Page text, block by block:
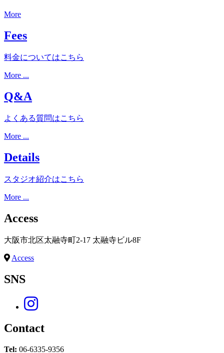
More
Fees
料金についてはこちら
More ...
Q&A
よくある質問はこちら
More ...
Details
スタジオ紹介はこちら
More ...
Access
大阪市北区太融寺町2-17 太融寺ビル8F
Access
SNS
Contact
Tel: 06-6335-9356